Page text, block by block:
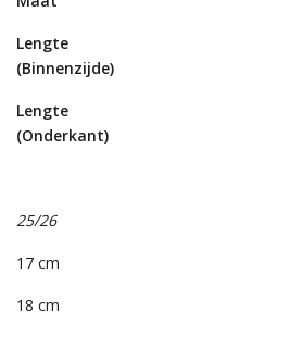
Lengte
(Binnenzijde)
Lengte
(Onderkant)
25/26
17 cm
18 cm